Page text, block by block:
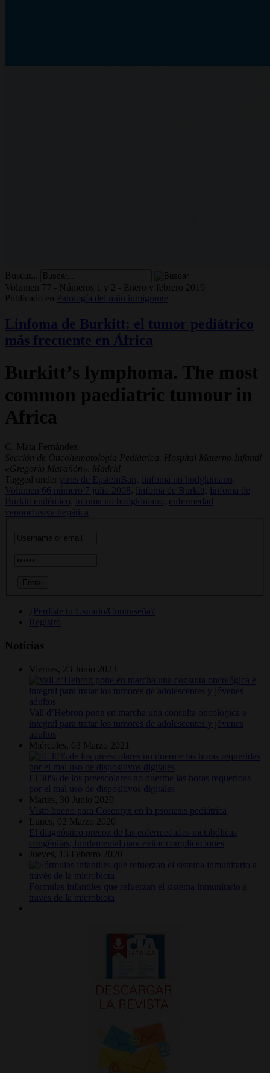
Buscar...
Volumen 77 - Números 1 y 2 - Enero y febrero 2019
Publicado en
Patología del niño inmigrante
Linfoma de Burkitt: el tumor pediátrico
más frecuente en África
Burkitt’s lymphoma. The most
common paediatric tumour in
Africa
C. Mata Fernández
Sección de Oncohematología Pediátrica. Hospital Materno-Infantil
«Gregorio Marañón». Madrid
Tagged under
virus de EpsteinBarr,
linfoma no hodgkiniano,
Volumen 66 número 7 julio 2008,
linfoma de Burkitt,
linfoma de
Burkitt endémico,
infoma no hodgkiniano, enfermedad
venooclusiva hepática
¿Perdiste tu Usuario/Contraseña?
Registro
Noticias
Viernes, 23 Junio 2023
Vall d’Hebron pone en marcha una consulta oncológica e
integral para tratar los tumores de adolescentes y jóvenes
adultos
Miércoles, 03 Marzo 2021
El 30% de los preescolares no duerme las horas requeridas
por el mal uso de dispositivos digitales
Martes, 30 Junio 2020
Visto bueno para Cosentyx en la psoriasis pediátrica
Lunes, 02 Marzo 2020
El diagnóstico precoz de las enfermedades metabólicas
congénitas, fundamental para evitar complicaciones
Jueves, 13 Febrero 2020
Fórmulas infantiles que refuerzan el sistema inmunitario a
través de la microbiota